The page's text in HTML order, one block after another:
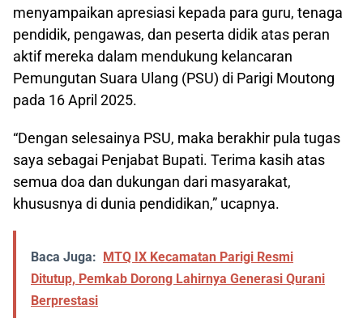
menyampaikan apresiasi kepada para guru, tenaga
pendidik, pengawas, dan peserta didik atas peran
aktif mereka dalam mendukung kelancaran
Pemungutan Suara Ulang (PSU) di Parigi Moutong
pada 16 April 2025.
“Dengan selesainya PSU, maka berakhir pula tugas
saya sebagai Penjabat Bupati. Terima kasih atas
semua doa dan dukungan dari masyarakat,
khususnya di dunia pendidikan,” ucapnya.
Baca Juga: MTQ IX Kecamatan Parigi Resmi
Ditutup, Pemkab Dorong Lahirnya Generasi Qurani
Berprestasi